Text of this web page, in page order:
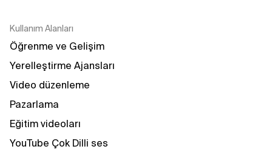
Kullanım Alanları
Öğrenme ve Gelişim
Yerelleştirme Ajansları
Video düzenleme
Pazarlama
Eğitim videoları
YouTube Çok Dilli ses